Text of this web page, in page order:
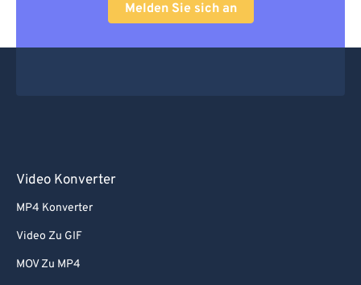
Melden Sie sich an
Video Konverter
MP4 Konverter
Video Zu GIF
MOV Zu MP4